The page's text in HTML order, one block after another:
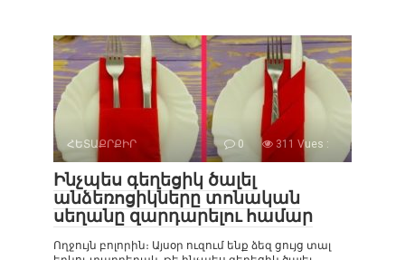
ՀԵՏԱՔՐՔԻՐ 0 311 Vues :
Ինչպես գեղեցիկ ծալել
անձեռոցիկները տոնական
սեղանը զարդարելու համար
Ողջույն բոլորին։ Այսօր ուզում ենք ձեզ ցույց տալ